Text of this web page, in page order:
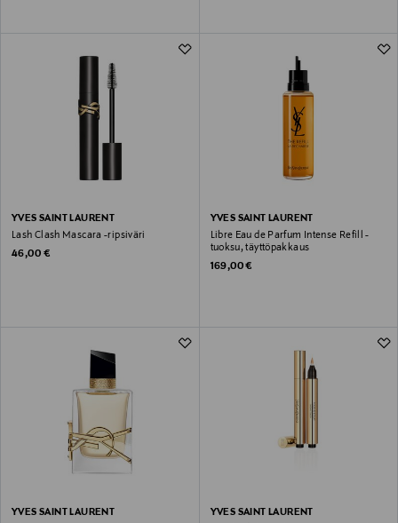
YVES SAINT LAURENT
Lash Clash Mascara -ripsiväri
Original Price
46,00 €
YVES SAINT LAURENT
Libre Eau de Parfum Intense Refill -
tuoksu, täyttöpakkaus
Original Price
169,00 €
YVES SAINT LAURENT
YVES SAINT LAURENT